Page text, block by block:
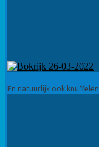
En natuurlijk ook knuffelen